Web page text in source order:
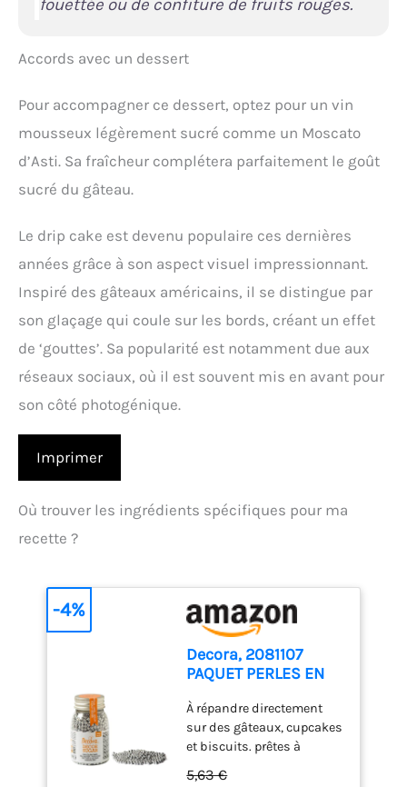
fouettée ou de confiture de fruits rouges.
Accords avec un dessert
Pour accompagner ce dessert, optez pour un vin
mousseux légèrement sucré comme un Moscato
d’Asti. Sa fraîcheur complétera parfaitement le goût
sucré du gâteau.
Le drip cake est devenu populaire ces dernières
années grâce à son aspect visuel impressionnant.
Inspiré des gâteaux américains, il se distingue par
son glaçage qui coule sur les bords, créant un effet
de ‘gouttes’. Sa popularité est notamment due aux
réseaux sociaux, où il est souvent mis en avant pour
son côté photogénique.
Imprimer
Où trouver les ingrédients spécifiques pour ma
recette ?
Decora, 2081107
PAQUET PERLES EN
Biologique, 100 gr
À répandre directement
sur des gâteaux, cupcakes
et biscuits. prêtes à
5,63 €
-4%